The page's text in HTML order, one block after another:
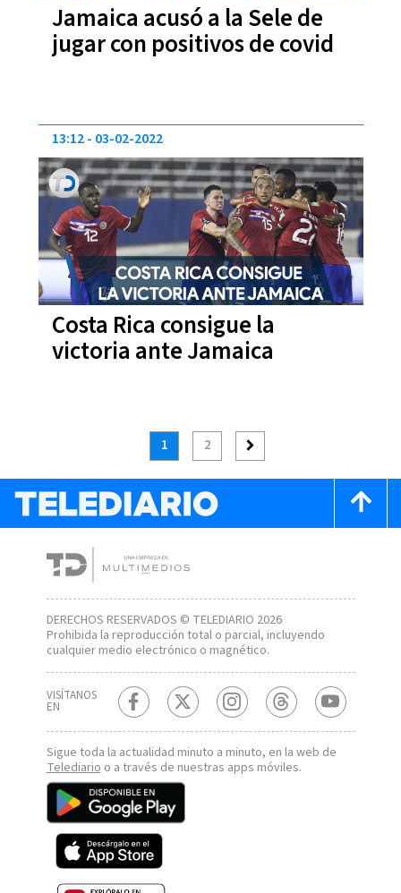
Jamaica acusó a la Sele de
jugar con positivos de covid
Costa Rica consigue la
victoria ante Jamaica
13:12 03-02-2022
1 2
DERECHOS RESERVADOS © TELEDIARIO 2026
Prohibida la reproducción total o parcial, incluyendo
cualquier medio electrónico o magnético.
VISÍTANOS
EN
Sigue toda la actualidad minuto a minuto, en la web de
Telediario o a través de nuestras apps móviles.